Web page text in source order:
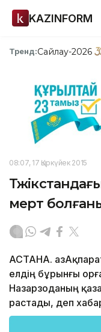
KAZINFORM
Тренд:Сайлау-2026
08:07, 17 Қыркүйек 2015
мерт
АСТАНА.
елдің бұрынғы
Назарзоданың
растады, деп